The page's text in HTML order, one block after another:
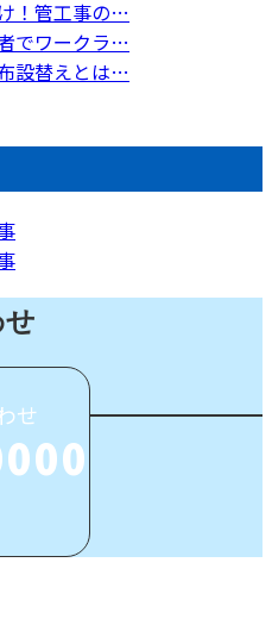
！管工事の…
でワークラ…
設替えとは…
せ